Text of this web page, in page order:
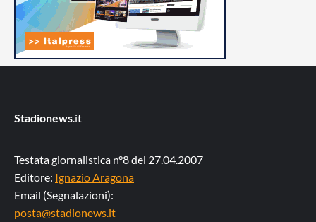
Stadionews .it
Testata giornalistica n°8 del 27.04.2007
Editore: Ignazio Aragona
Email (Segnalazioni):
posta@stadionews.it